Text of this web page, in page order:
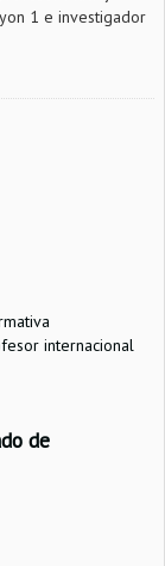
1 e investigador
internacional
de